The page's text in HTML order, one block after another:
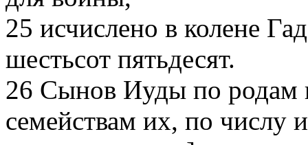
25 исчислено в колене
шестьсот пятьдесят.
26 Сынов Иуды по родам
семействам их, по числу